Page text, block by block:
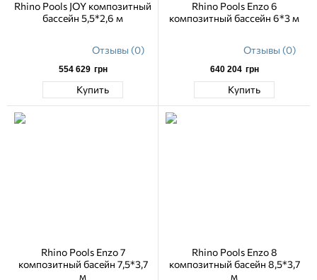
Многочисленные клиенты по всей Европе и Украине
выражают удовлетворение качеством продукции и
качество бассейнов, быструю установку и превосходный
сервис, что делает Rhino Pools надежным партнером для
создания идеального бассейна на участке.
Rhino Pools JOY композитный
бассейн 5,5*2,6 м
Отзывы (0)
554 629 грн
Купить
Rhino Pools Enzo 6
композитный бассейн 6*3 м
Отзывы (0)
640 204 грн
Купить
Rhino Pools Enzo 7
композитный басейн 7,5*3,7
м
Rhino Pools Enzo 8
композитный басейн 8,5*3,7
м